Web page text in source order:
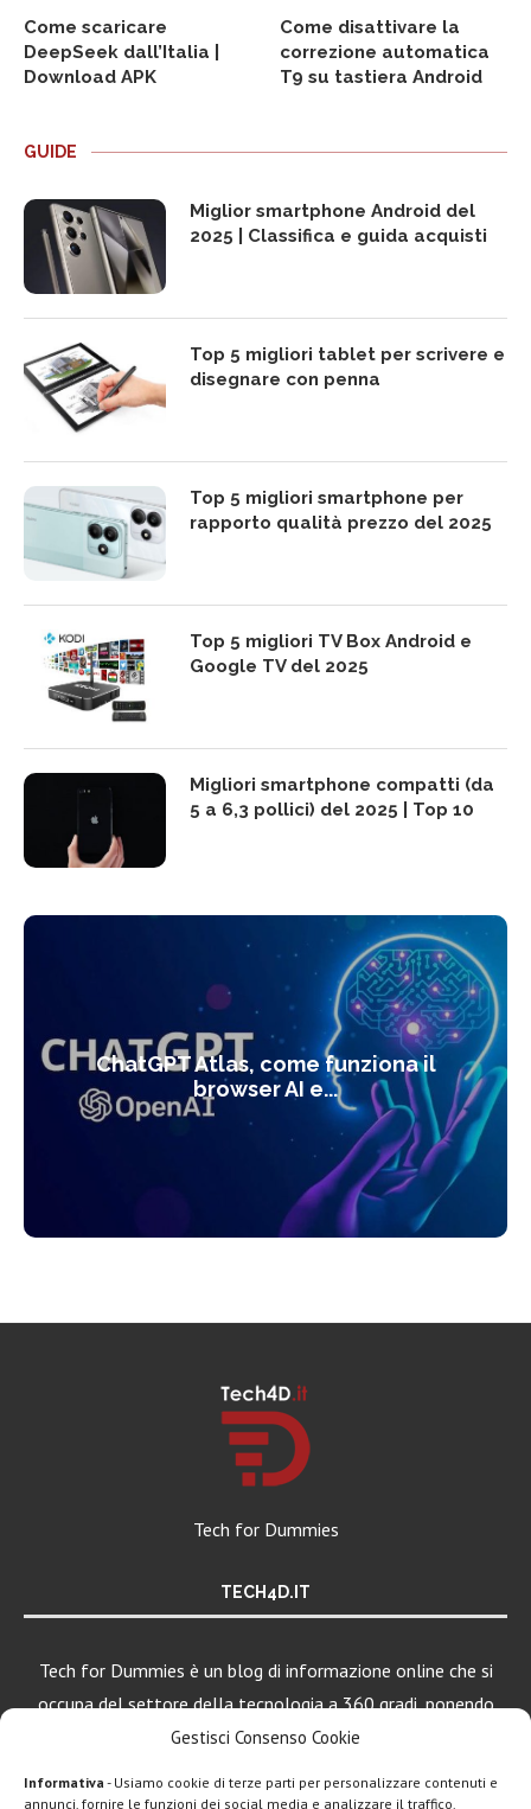
Gestisci Consenso Cookie
Informativa - Usiamo cookie di terze parti per personalizzare contenuti e
annunci, fornire le funzioni dei social media e analizzare il traffico.
Come scaricare
DeepSeek dall’Italia |
Download APK
Come disattivare la
correzione automatica
T9 su tastiera Android
GUIDE
Miglior smartphone Android del
2025 | Classifica e guida acquisti
Top 5 migliori tablet per scrivere e
disegnare con penna
Top 5 migliori smartphone per
rapporto qualità prezzo del 2025
Top 5 migliori TV Box Android e
Google TV del 2025
Migliori smartphone compatti (da
5 a 6,3 pollici) del 2025 | Top 10
ChatGPT Atlas, come funziona il
browser AI e...
Tech for Dummies
TECH4D.IT
Tech for Dummies è un blog di informazione online che si
occupa del settore della tecnologia a 360 gradi, ponendo
una particolare attenzione al mondo Android, Apple e